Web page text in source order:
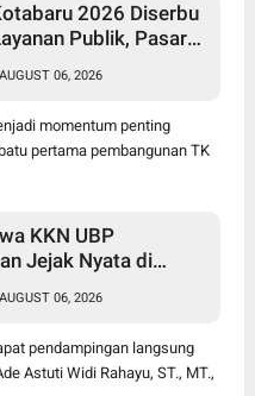
2026 Diserbu
Publik, Pasar
Jadi Magnet
AUGUST 06, 2026
momentum penting
pertama pembangunan TK
KKN UBP
Jejak Nyata di
Diperpanjang
AUGUST 06, 2026
pendampingan langsung
Astuti Widi Rahayu, ST., MT.,